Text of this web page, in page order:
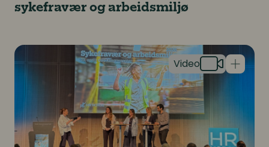
sykefravær og arbeidsmiljø
Hvordan ville ekspertene håndtert disse